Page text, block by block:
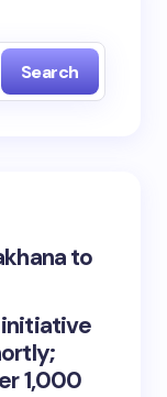
Search
to
initiative
1,000